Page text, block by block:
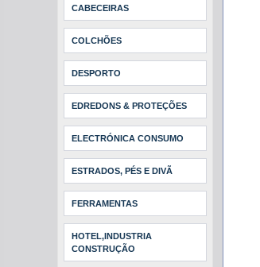
CABECEIRAS
COLCHÕES
DESPORTO
EDREDONS & PROTEÇÕES
ELECTRÓNICA CONSUMO
ESTRADOS, PÉS E DIVÃ
FERRAMENTAS
HOTEL,INDUSTRIA
CONSTRUÇÃO